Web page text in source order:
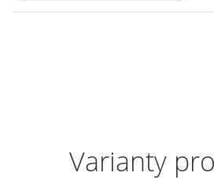
Varianty